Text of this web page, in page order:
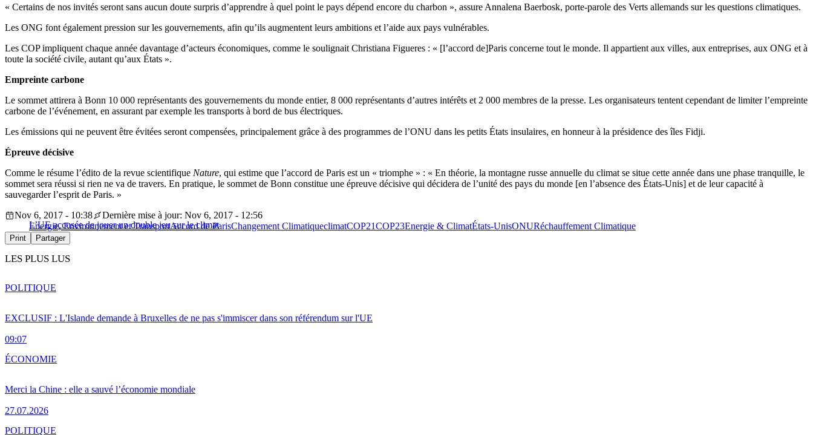
« Certains de nos invités seront sans aucun doute surpris d’apprendre à quel point le pays dépend encore du charbon », assure Annalena Baerbosk, porte-parole des Verts allemands sur les questions climatiques.
Les ONG font également pression sur les gouvernements, afin qu’ils augmentent leurs ambitions et l’aide aux pays vulnérables.
Les COP impliquent chaque année davantage d’acteurs économiques, comme le soulignait Christiana Figueres : « [l’accord de]Paris concerne tout le monde. Il appartient aux villes, aux entreprises, aux ONG et à
toute la société civile, autant qu’aux États ».
Empreinte carbone
Le sommet attirera à Bonn 10 000 représentants des gouvernements du monde entier, 8 000 représentants d’autres intérêts et 2 000 membres de la presse. Les organisateurs tentent cependant de limiter l’empreinte
carbone de l’événement, en assurant par exemple les transports à bord de bus électriques.
Les émissions qui ne peuvent être évitées seront compensées, principalement grâce à des programmes de l’ONU dans les petits États insulaires, en honneur à la présidence des îles Fidji.
Épreuve décisive
Comme le résume l’édito de la revue scientifique Nature, qui estime que l’accord de Paris est un « triomphe » : « En théorie, la montagne russe annuelle du climat se situe cette année dans une phase tranquille, le
sommet sera réussi si rien ne va de travers. En pratique, le sommet de Bonn constitue une épreuve décisive qui décidera de l’unité des pays du monde [en l’absence des États-Unis] et de leur capacité à
sauvegarder l’esprit de Paris. »
L’UE accusée de jouer un double jeu sur le climat
Nov 6, 2017 - 10:38
Dernière mise à jour: Nov 6, 2017 - 12:56
Energie, Environnement et TransportAccord de ParisChangement ClimatiqueclimatCOP21COP23Energie & ClimatÉtats-UnisONURéchauffement Climatique
Print Partager
LES PLUS LUS
EXCLUSIF : L'Islande demande à Bruxelles de ne pas s'immiscer dans son référendum sur l'UE
09:07
POLITIQUE
Merci la Chine : elle a sauvé l’économie mondiale
27.07.2026
ÉCONOMIE
POLITIQUE